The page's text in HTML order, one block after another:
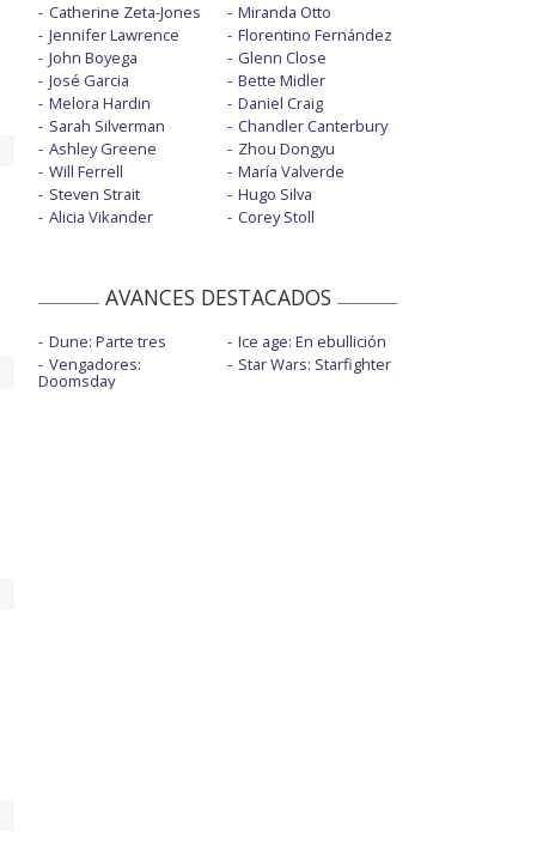
Catherine Zeta-Jones
Jennifer Lawrence
John Boyega
José Garcia
Melora Hardin
Sarah Silverman
Ashley Greene
Will Ferrell
Steven Strait
Alicia Vikander
Miranda Otto
Florentino Fernández
Glenn Close
Bette Midler
Daniel Craig
Chandler Canterbury
Zhou Dongyu
María Valverde
Hugo Silva
Corey Stoll
AVANCES DESTACADOS
Dune: Parte tres
Vengadores:
Doomsday
Ice age: En ebullición
Star Wars: Starfighter